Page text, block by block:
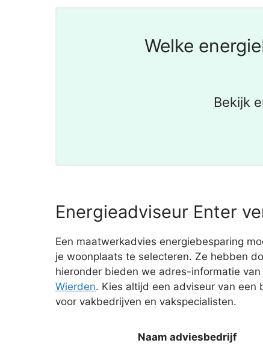
Welke
Bekijk
Energieadviseur Enter
Een maatwerkadvies energiebesparing
je woonplaats te selecteren. Ze hebben
hieronder bieden we adres-informatie
Wierden. Kies altijd een adviseur van
voor vakbedrijven en vakspecialisten.
Naam adviesbedrijf